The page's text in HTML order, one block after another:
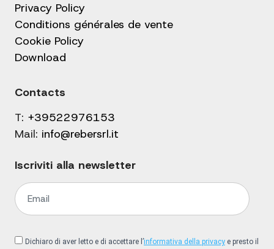
Privacy Policy
Conditions générales de vente
Cookie Policy
Download
Contacts
T: +39522976153
Mail: info@rebersrl.it
Iscriviti alla newsletter
Dichiaro di aver letto e di accettare l’informativa della privacy e presto il